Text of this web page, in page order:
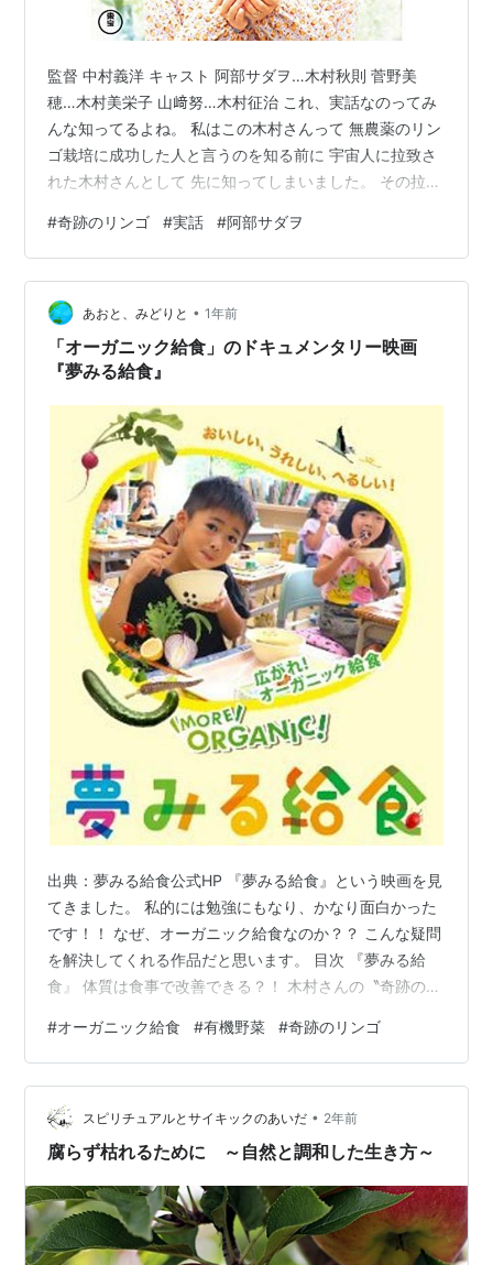
監督 中村義洋 キャスト 阿部サダヲ…木村秋則 菅野美
穂…木村美栄子 山﨑努…木村征治 これ、実話なのってみ
んな知ってるよね。 私はこの木村さんって 無農薬のリン
ゴ栽培に成功した人と言うのを知る前に 宇宙人に拉致さ
れた木村さんとして 先に知ってしまいました。 その拉致
年7月の予言ってどうなるんでしょうね。 という木村さ
んをサダヲちゃんが演じました。 リンゴが育たない期
間、 本編がずっとコレなんだけど延々話が重い。 表情も
暗い。 ですが、阿部サダヲ主役でどうにか保った映画。
あとは山﨑努だな。 映画を見ている途中で 我が家は食事
タイムとして食べ…
#奇跡のリンゴ #実話 #阿部サダヲ
あおと、みどりと • 1年前
「オーガニック給食」のドキュメンタリー映画
『夢みる給食』
出典：夢みる給食公式HP 『夢みる給食』という映画を見
てきました。 私的には勉強にもなり、かなり面白かった
です！！ なぜ、オーガニック給食なのか？？ こんな疑問
を解決してくれる作品だと思います。 目次 『夢みる給
食』 体質は食事で改善できる？！ 木村さんの〝奇跡のリ
ク給食マップ 『夢みる給食』 この映画は「オーガニック
給食」を、夢みる市民・公務員・有機農家さんたちの活
躍を描くドキュメンタリー映画です。 監督：オオタヴィ
ンさん ナレーション：上野樹里さん 公式HP≫夢みる給
食 体質は食事で改善できる？！ この作品には、もともと
#オーガニック給食 #有機野菜 #奇跡のリンゴ
スピリチュアルとサイキックのあいだ • 2年前
腐らず枯れるために ～自然と調和した生き方～